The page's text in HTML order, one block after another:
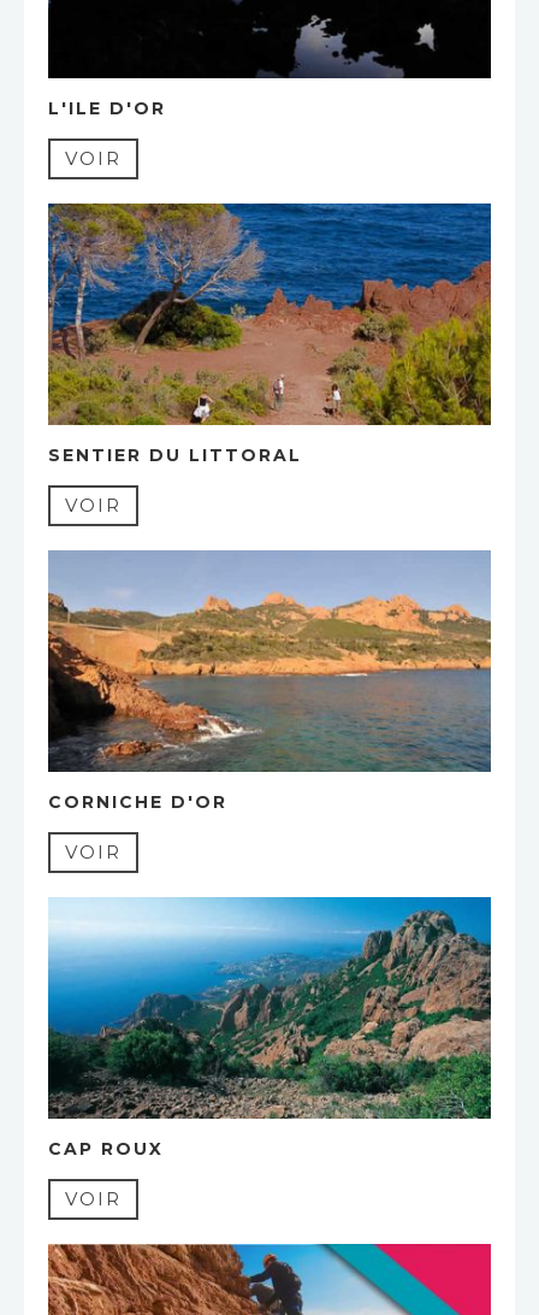
L'ILE D'OR
VOIR
SENTIER DU LITTORAL
VOIR
CORNICHE D'OR
VOIR
CAP ROUX
VOIR